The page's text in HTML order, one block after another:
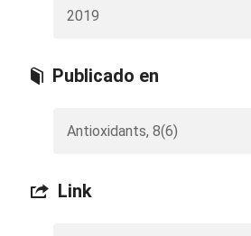
2019
Publicado en
Antioxidants, 8(6)
Link